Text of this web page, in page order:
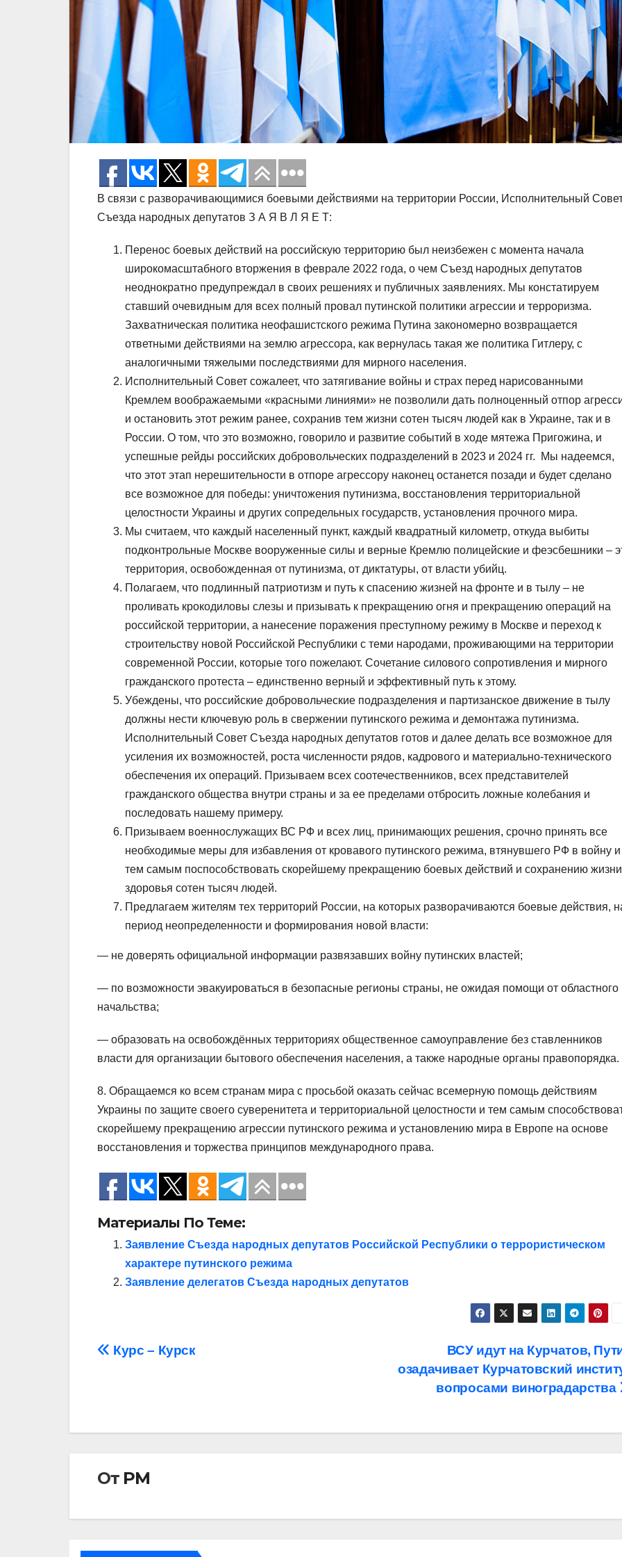
В связи с разворачивающимися боевыми действиями на территории России, Исполнительный
Съезда народных депутатов З А Я В Л Я Е Т:
Перенос боевых действий на российскую территорию был неизбежен с момента начала
широкомасштабного вторжения в феврале 2022 года, о чем Съезд народных депутатов
неоднократно предупреждал в своих решениях и публичных заявлениях. Мы констатируем
ставший очевидным для всех полный провал путинской политики агрессии и терроризма.
Захватническая политика неофашистского режима Путина закономерно возвращается
ответными действиями на землю агрессора, как вернулась такая же политика Гитлеру, с
аналогичными тяжелыми последствиями для мирного населения.
Исполнительный Совет сожалеет, что затягивание войны и страх перед нарисованными
Кремлем воображаемыми «красными линиями» не позволили дать полноценный отпор
и остановить этот режим ранее, сохранив тем жизни сотен тысяч людей как в Украине, так и в
России. О том, что это возможно, говорило и развитие событий в ходе мятежа Пригожина, и
успешные рейды российских добровольческих подразделений в 2023 и 2024 гг. Мы надеемся,
что этот этап нерешительности в отпоре агрессору наконец останется позади и будет сделано
все возможное для победы: уничтожения путинизма, восстановления территориальной
целостности Украины и других сопредельных государств, установления прочного мира.
Мы считаем, что каждый населенный пункт, каждый квадратный километр, откуда выбиты
подконтрольные Москве вооруженные силы и верные Кремлю полицейские и феэсбешники –
территория, освобожденная от путинизма, от диктатуры, от власти убийц.
Полагаем, что подлинный патриотизм и путь к спасению жизней на фронте и в тылу – не
проливать крокодиловы слезы и призывать к прекращению огня и прекращению операций на
российской территории, а нанесение поражения преступному режиму в Москве и переход к
строительству новой Российской Республики с теми народами, проживающими на территории
современной России, которые того пожелают. Сочетание силового сопротивления и мирного
гражданского протеста – единственно верный и эффективный путь к этому.
Убеждены, что российские добровольческие подразделения и партизанское движение в тылу
должны нести ключевую роль в свержении путинского режима и демонтажа путинизма.
Исполнительный Совет Съезда народных депутатов готов и далее делать все возможное для
усиления их возможностей, роста численности рядов, кадрового и материально-технического
обеспечения их операций. Призываем всех соотечественников, всех представителей
гражданского общества внутри страны и за ее пределами отбросить ложные колебания и
последовать нашему примеру.
Призываем военнослужащих ВС РФ и всех лиц, принимающих решения, срочно принять все
необходимые меры для избавления от кровавого путинского режима, втянувшего РФ в войну и
тем самым поспособствовать скорейшему прекращению боевых действий и сохранению
здоровья сотен тысяч людей.
Предлагаем жителям тех территорий России, на которых разворачиваются боевые действия,
период неопределенности и формирования новой власти:
— не доверять официальной информации развязавших войну путинских властей;
— по возможности эвакуироваться в безопасные регионы страны, не ожидая помощи от областного
начальства;
— образовать на освобождённых территориях общественное самоуправление без ставленников
власти для организации бытового обеспечения населения, а также народные органы правопорядка.
8. Обращаемся ко всем странам мира с просьбой оказать сейчас всемерную помощь действиям
Украины по защите своего суверенитета и территориальной целостности и тем самым
скорейшему прекращению агрессии путинского режима и установлению мира в Европе на основе
восстановления и торжества принципов международного права.
Материалы По Теме:
Заявление Съезда народных депутатов Российской Республики о террористическом
характере путинского режима
Заявление делегатов Съезда народных депутатов
Навигация
ВСУ идут на Курчатов,
озадачивает Курчатовский
вопросами виноградарства
Курс – Курск
От РМ